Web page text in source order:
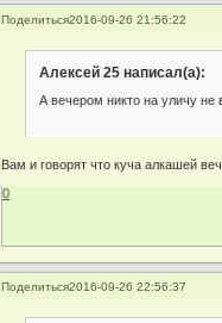
Поделиться2016-09-26 21:56:22
Алексей 25 написал(а):
А вечером никто на уличу не
Вам и говорят что куча алкашей
0
Поделиться2016-09-26 22:56:37